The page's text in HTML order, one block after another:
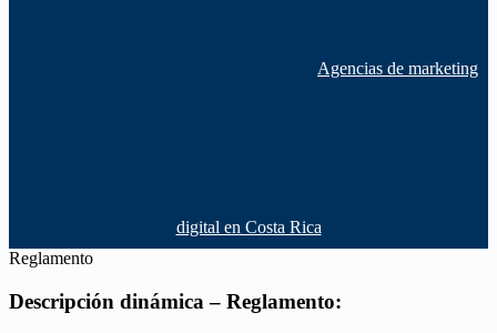
Agencias de marketing
digital en Costa Rica
Reglamento
Descripción dinámica – Reglamento: